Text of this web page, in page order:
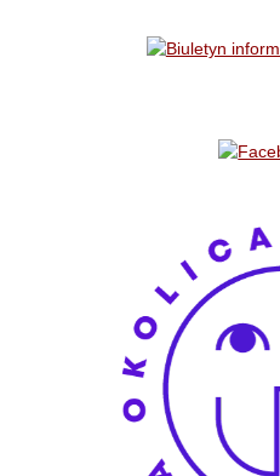
Bannery boczne